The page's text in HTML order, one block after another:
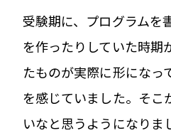
受験期に、プログラムを
を作ったりしていた時期
たものが実際に形になっ
を感じていました。そこ
いなと思うようになりま